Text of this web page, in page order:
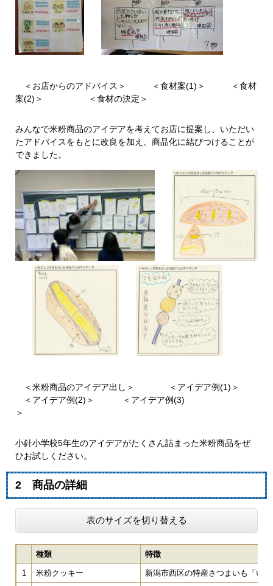
＜お店からのアドバイス＞ ＜食材案(1)＞ ＜食材
案(2)＞ ＜食材の決定＞
みんなで米粉商品のアイデアを考えてお店に提案し、いただい
たアドバイスをもとに改良を加え、商品化に結びつけることが
できました。
＜米粉商品のアイデア出し＞ ＜アイデア例(1)＞
＜アイデア例(2)＞ ＜アイデア例(3)
＞
小針小学校5年生のアイデアがたくさん詰まった米粉商品をぜ
ひお試しください。
2 商品の詳細
表のサイズを切り替える
種類 特徴
1 米粉クッキー 新潟市西区の特産さつまいも「い